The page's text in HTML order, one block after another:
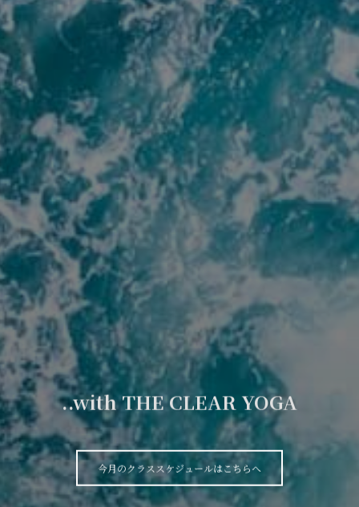
..with THE CLEAR YOGA
今月のクラススケジュールはこちらへ